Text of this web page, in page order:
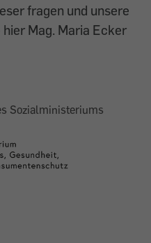
fragen und unsere
Mag. Maria Ecker
Sozialministeriums